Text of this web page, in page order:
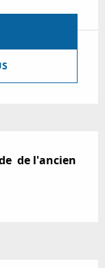
de l'ancien